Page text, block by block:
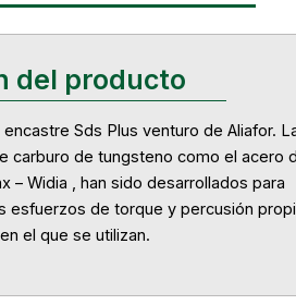
Sds Plus venturo de Aliafor.
carburo de tungsteno como el acero
– Widia , han sido desarrollados para
esfuerzos de torque y percusión
el que se utilizan.